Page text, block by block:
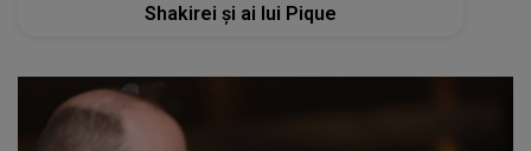
Shakirei și ai lui Pique